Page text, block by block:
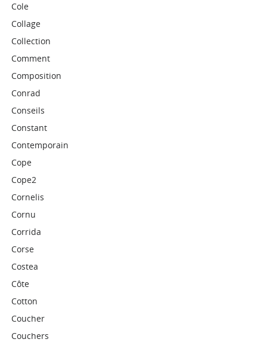
Cole
Collage
Collection
Comment
Composition
Conrad
Conseils
Constant
Contemporain
Cope
Cope2
Cornelis
Cornu
Corrida
Corse
Costea
Côte
Cotton
Coucher
Couchers